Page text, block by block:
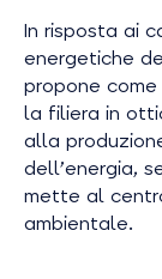
In risposta ai
energetiche
propone
la filiera in
alla
dell’energia,
mette al
ambientale.